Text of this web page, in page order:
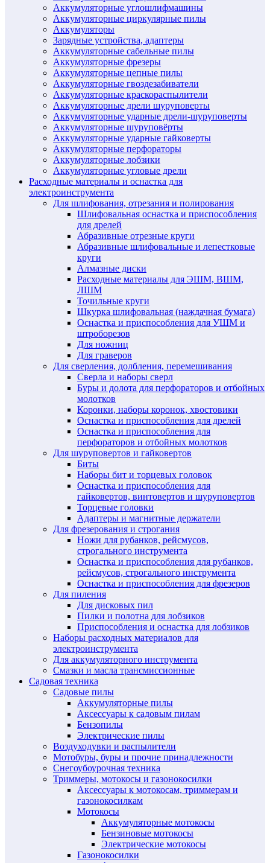
Аккумуляторные углошлифмашины
Аккумуляторные циркулярные пилы
Аккумуляторы
Зарядные устройства, адаптеры
Аккумуляторные сабельные пилы
Аккумуляторные фрезеры
Аккумуляторные цепные пилы
Аккумуляторные гвоздезабиватели
Аккумуляторные краскораспылители
Аккумуляторные дрели шуруповерты
Аккумуляторные ударные дрели-шуруповерты
Аккумуляторные шуруповёрты
Аккумуляторные ударные гайковерты
Аккумуляторные перфораторы
Аккумуляторные лобзики
Аккумуляторные угловые дрели
Расходные материалы и оснастка для
электроинструмента
Для шлифования, отрезания и полирования
Шлифовальная оснастка и приспособления
для дрелей
Абразивные отрезные круги
Абразивные шлифовальные и лепестковые
круги
Алмазные диски
Расходные материалы для ЭШМ, ВШМ,
ЛШМ
Точильные круги
Шкурка шлифовальная (наждачная бумага)
Оснастка и приспособления для УШМ и
штроборезов
Для ножниц
Для граверов
Для сверления, долбления, перемешивания
Сверла и наборы сверл
Буры и долота для перфораторов и отбойных
молотков
Коронки, наборы коронок, хвостовики
Оснастка и приспособления для дрелей
Оснастка и приспособления для
перфораторов и отбойных молотков
Для шуруповертов и гайковертов
Биты
Наборы бит и торцевых головок
Оснастка и приспособления для
гайковертов, винтовертов и шуруповертов
Торцевые головки
Адаптеры и магнитные держатели
Для фрезерования и строгания
Ножи для рубанков, рейсмусов,
строгального инструмента
Оснастка и приспособления для рубанков,
рейсмусов, строгального инструмента
Оснастка и приспособления для фрезеров
Для пиления
Для дисковых пил
Пилки и полотна для лобзиков
Приспособления и оснастка для лобзиков
Наборы расходных материалов для
электроинструмента
Для аккумуляторного инструмента
Смазки и масла трансмиссионные
Садовая техника
Садовые пилы
Аккумуляторные пилы
Аксессуары к садовым пилам
Бензопилы
Электрические пилы
Воздуходувки и распылители
Мотобуры, буры и прочие принадлежности
Снегоубоурочная техника
Триммеры, мотокосы и газонокосилки
Аксессуары к мотокосам, триммерам и
газонокосилкам
Мотокосы
Аккумуляторные мотокосы
Бензиновые мотокосы
Электрические мотокосы
Газонокосилки